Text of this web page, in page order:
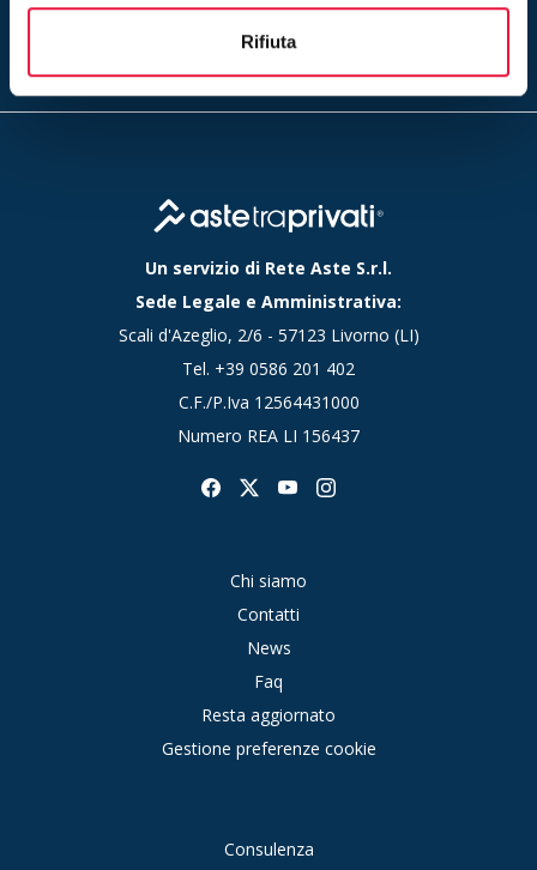
Rifiuta
Inserendo il tuo indirizzo e-mail ed iscrivendoti alla newsletter
accetti la nostraprivacy policy
Un servizio di Rete Aste S.r.l.
Sede Legale e Amministrativa:
Scali d'Azeglio, 2/6 - 57123 Livorno (LI)
Tel. +39 0586 201 402
C.F./P.Iva 12564431000
Numero REA LI 156437
Chi siamo
Contatti
News
Faq
Resta aggiornato
Gestione preferenze cookie
Consulenza